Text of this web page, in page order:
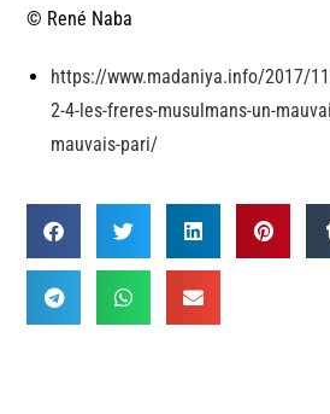
© René Naba
https://www.madaniya.info/2017/
2-4-les-freres-musulmans-un-
mauvais-pari/